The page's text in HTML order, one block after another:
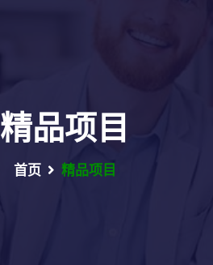
精品项目
首页 精品项目